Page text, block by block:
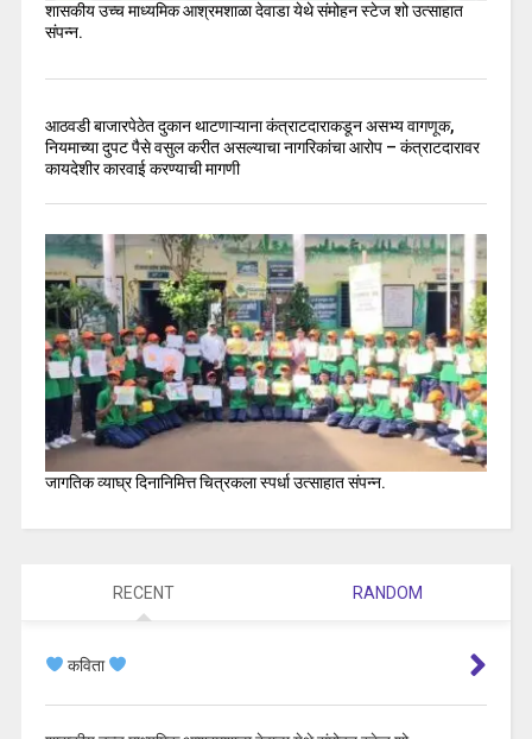
शासकीय उच्च माध्यमिक आश्रमशाळा देवाडा येथे संमोहन स्टेज शो उत्साहात
संपन्न.
आठवडी बाजारपेठेत दुकान थाटणाऱ्याना कंत्राटदाराकडून असभ्य वागणूक,
नियमाच्या दुपट पैसे वसुल करीत असल्याचा नागरिकांचा आरोप – कंत्राटदारावर
कायदेशीर कारवाई करण्याची मागणी
जागतिक व्याघ्र दिनानिमित्त चित्रकला स्पर्धा उत्साहात संपन्न.
RECENT RANDOM
कविता